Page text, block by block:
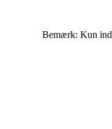
Bemærk: Kun